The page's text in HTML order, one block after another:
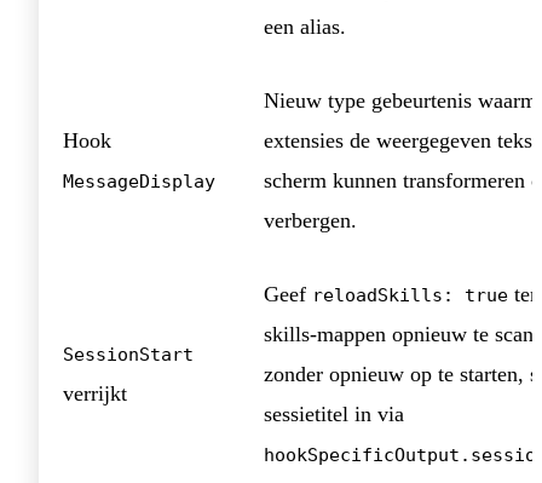
een alias.
Hook
MessageDisplay
Nieuw type gebeurtenis
extensies de weergegeven
scherm kunnen transformeren
verbergen.
SessionStart
verrijkt
Geef reloadSkills: true
skills-mappen opnieuw te
zonder opnieuw op te starten,
sessietitel in via